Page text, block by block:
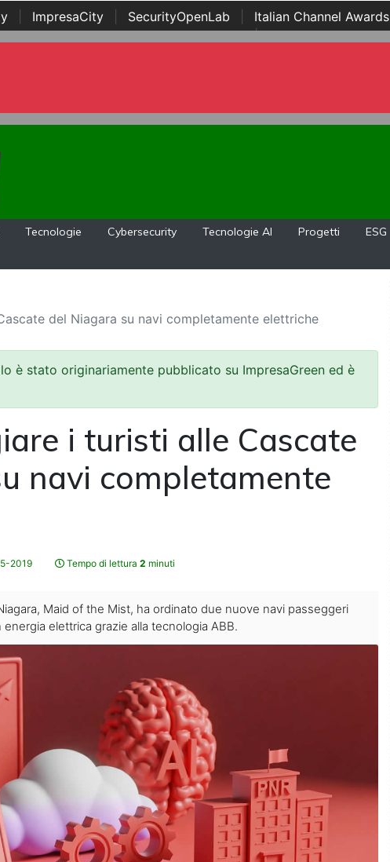
ImpresaCity SecurityOpenLab Italian Channel Awards
Awards | ...
Tecnologie Cybersecurity Tecnologie AI Progetti ESG
del Niagara su navi completamente elettriche
è stato originariamente pubblicato su ImpresaGreen ed è
i turisti alle Cascate
navi completamente
2019 Tempo di lettura 2 minuti
Maid of the Mist, ha ordinato due nuove navi passeggeri
elettrica grazie alla tecnologia ABB.